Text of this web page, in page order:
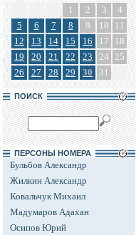
1 2 3
4
5
6 7 8 9 10
11
12
13 14 15 16 17
18
19
20 21 22 23 24 25
26
27 28 29 30 31
ПОИСК
ПЕРСОНЫ НОМЕРА
Бульбов Александр
Жилкин Александр
Ковальчук Михаил
Мадумаров Адахан
Осипов Юрий